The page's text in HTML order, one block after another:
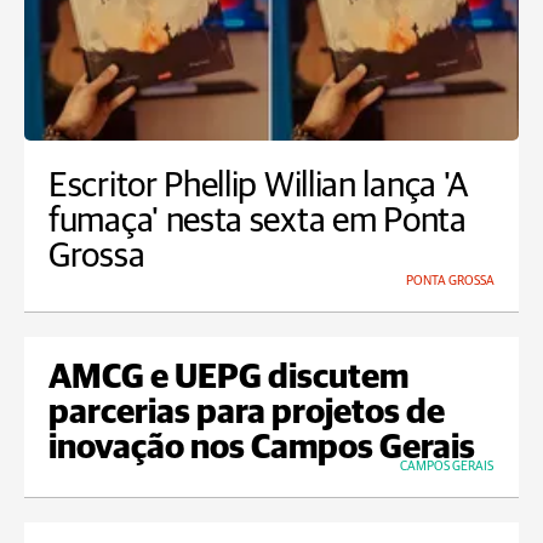
Escritor Phellip Willian lança 'A
fumaça' nesta sexta em Ponta
Grossa
PONTA GROSSA
AMCG e UEPG discutem
parcerias para projetos de
inovação nos Campos Gerais
CAMPOS GERAIS